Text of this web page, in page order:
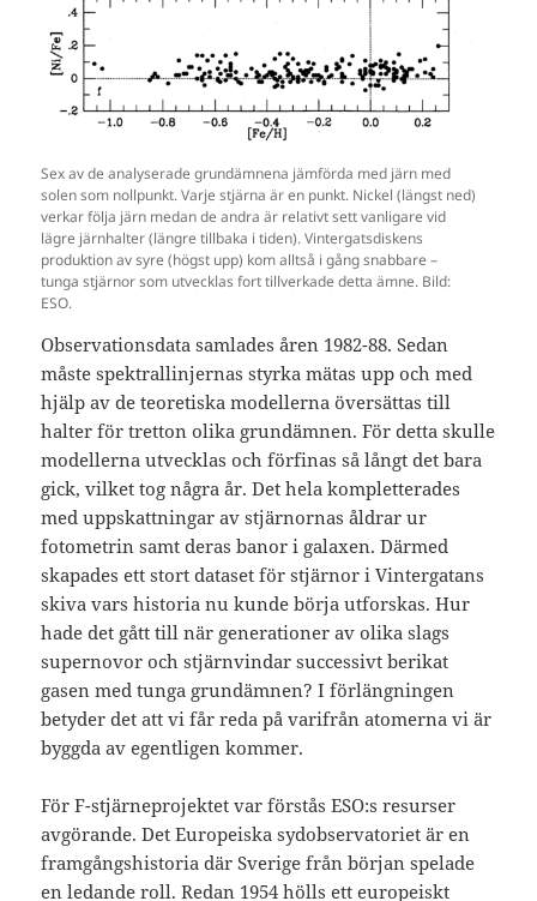
Sex av de analyserade grundämnena jämförda med järn med
solen som nollpunkt. Varje stjärna är en punkt. Nickel (längst ned)
verkar följa järn medan de andra är relativt sett vanligare vid
lägre järnhalter (längre tillbaka i tiden). Vintergatsdiskens
produktion av syre (högst upp) kom alltså i gång snabbare –
tunga stjärnor som utvecklas fort tillverkade detta ämne. Bild:
ESO.
Observationsdata samlades åren 1982-88. Sedan
måste spektrallinjernas styrka mätas upp och med
hjälp av de teoretiska modellerna översättas till
halter för tretton olika grundämnen. För detta skulle
modellerna utvecklas och förfinas så långt det bara
gick, vilket tog några år. Det hela kompletterades
med uppskattningar av stjärnornas åldrar ur
fotometrin samt deras banor i galaxen. Därmed
skapades ett stort dataset för stjärnor i Vintergatans
skiva vars historia nu kunde börja utforskas. Hur
hade det gått till när generationer av olika slags
supernovor och stjärnvindar successivt berikat
gasen med tunga grundämnen? I förlängningen
betyder det att vi får reda på varifrån atomerna vi är
byggda av egentligen kommer.
För F-stjärneprojektet var förstås ESO:s resurser
avgörande. Det Europeiska sydobservatoriet är en
framgångshistoria där Sverige från början spelade
en ledande roll. Redan 1954 hölls ett europeiskt